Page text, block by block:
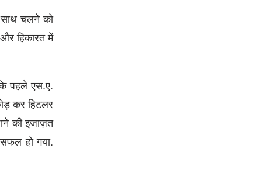
साथ चलने को
हिकारत में
पहले एस.ए.
कर हिटलर
की इजाज़त
हो गया.